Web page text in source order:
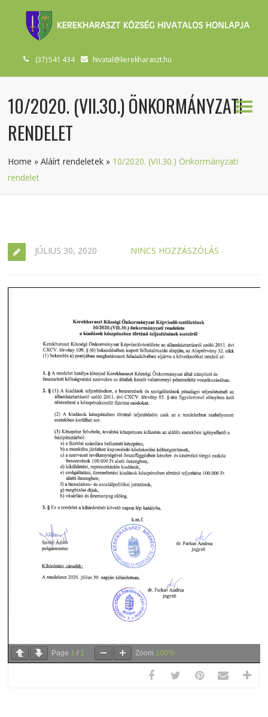
(37) 541 434 hivatal@kerekharaszt.hu
10/2020. (VII.30.) ÖNKORMÁNYZATI
RENDELET
Home »Aláírt rendeletek » 10/2020. (VII.30.) Önkormányzati
rendelet
JÚLIUS 30, 2020 NINCS HOZZÁSZÓLÁS
Page 1 / 1 Zoom 100%